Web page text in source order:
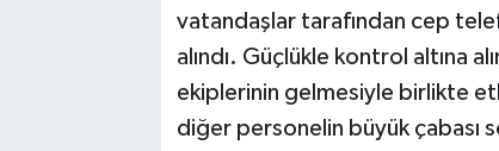
vatandaşlar tarafından cep
alındı. Güçlükle kontrol altına
ekiplerinin gelmesiyle birlikte
diğer personelin büyük çabası